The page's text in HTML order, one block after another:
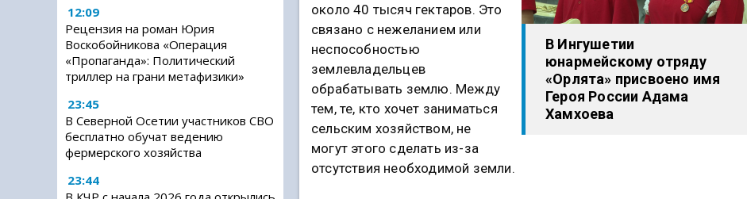
12:09
Рецензия на роман Юрия
Воскобойникова «Операция
«Пропаганда»: Политический
триллер на грани метафизики»
23:45
В Северной Осетии участников СВО
бесплатно обучат ведению
фермерского хозяйства
23:44
В Ингушетии
юнармейскому отряду
«Орлята» присвоено имя
Героя России Адама
Хамхоева
около 40 тысяч гектаров. Это
связано с нежеланием или
неспособностью
землевладельцев
обрабатывать землю. Между
тем, те, кто хочет заниматься
сельским хозяйством, не
могут этого сделать из-за
отсутствия необходимой земли.